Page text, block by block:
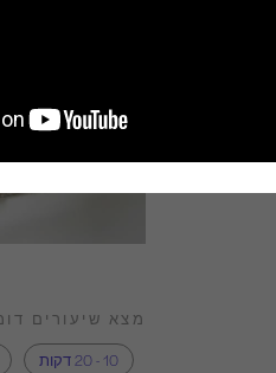
מצא שיעורים
10 - 20 דקות